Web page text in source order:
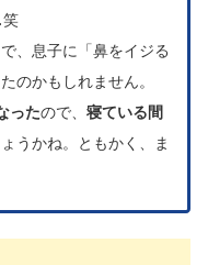
笑
、息子に「鼻をイジる
のかもしれません。
ったので、 寝ている間
うかね。ともかく、ま